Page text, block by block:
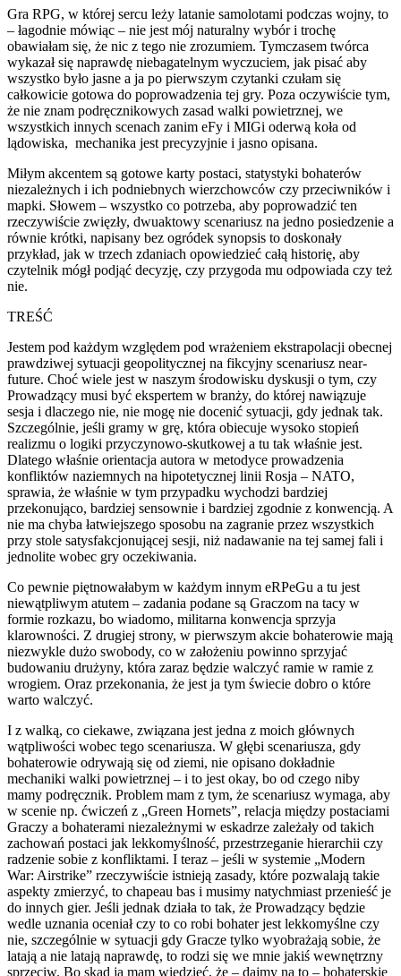
Gra RPG, w której sercu leży latanie samolotami podczas wojny, to
– łagodnie mówiąc – nie jest mój naturalny wybór i trochę
obawiałam się, że nic z tego nie zrozumiem. Tymczasem twórca
wykazał się naprawdę niebagatelnym wyczuciem, jak pisać aby
wszystko było jasne a ja po pierwszym czytanki czułam się
całkowicie gotowa do poprowadzenia tej gry. Poza oczywiście tym,
że nie znam podręcznikowych zasad walki powietrznej, we
wszystkich innych scenach zanim eFy i MIGi oderwą koła od
lądowiska, mechanika jest precyzyjnie i jasno opisana.
Miłym akcentem są gotowe karty postaci, statystyki bohaterów
niezależnych i ich podniebnych wierzchowców czy przeciwników i
mapki. Słowem – wszystko co potrzeba, aby poprowadzić ten
rzeczywiście zwięzły, dwuaktowy scenariusz na jedno posiedzenie a
równie krótki, napisany bez ogródek synopsis to doskonały
przykład, jak w trzech zdaniach opowiedzieć całą historię, aby
czytelnik mógł podjąć decyzję, czy przygoda mu odpowiada czy też
nie.
TREŚĆ
Jestem pod każdym względem pod wrażeniem ekstrapolacji obecnej
prawdziwej sytuacji geopolitycznej na fikcyjny scenariusz near-
future. Choć wiele jest w naszym środowisku dyskusji o tym, czy
Prowadzący musi być ekspertem w branży, do której nawiązuje
sesja i dlaczego nie, nie mogę nie docenić sytuacji, gdy jednak tak.
Szczególnie, jeśli gramy w grę, która obiecuje wysoko stopień
realizmu o logiki przyczynowo-skutkowej a tu tak właśnie jest.
Dlatego właśnie orientacja autora w metodyce prowadzenia
konfliktów naziemnych na hipotetycznej linii Rosja – NATO,
sprawia, że właśnie w tym przypadku wychodzi bardziej
przekonująco, bardziej sensownie i bardziej zgodnie z konwencją. A
nie ma chyba łatwiejszego sposobu na zagranie przez wszystkich
przy stole satysfakcjonującej sesji, niż nadawanie na tej samej fali i
jednolite wobec gry oczekiwania.
Co pewnie piętnowałabym w każdym innym eRPeGu a tu jest
niewątpliwym atutem – zadania podane są Graczom na tacy w
formie rozkazu, bo wiadomo, militarna konwencja sprzyja
klarowności. Z drugiej strony, w pierwszym akcie bohaterowie mają
niezwykle dużo swobody, co w założeniu powinno sprzyjać
budowaniu drużyny, która zaraz będzie walczyć ramie w ramie z
wrogiem. Oraz przekonania, że jest ja tym świecie dobro o które
warto walczyć.
I z walką, co ciekawe, związana jest jedna z moich głównych
wątpliwości wobec tego scenariusza. W głębi scenariusza, gdy
bohaterowie odrywają się od ziemi, nie opisano dokładnie
mechaniki walki powietrznej – i to jest okay, bo od czego niby
mamy podręcznik. Problem mam z tym, że scenariusz wymaga, aby
w scenie np. ćwiczeń z „Green Hornets”, relacja między postaciami
Graczy a bohaterami niezależnymi w eskadrze zależały od takich
zachowań postaci jak lekkomyślność, przestrzeganie hierarchii czy
radzenie sobie z konfliktami. I teraz – jeśli w systemie „Modern
War: Airstrike” rzeczywiście istnieją zasady, które pozwalają takie
aspekty zmierzyć, to chapeau bas i musimy natychmiast przenieść je
do innych gier. Jeśli jednak działa to tak, że Prowadzący będzie
wedle uznania oceniał czy to co robi bohater jest lekkomyślne czy
nie, szczególnie w sytuacji gdy Gracze tylko wyobrażają sobie, że
latają a nie latają naprawdę, to rodzi się we mnie jakiś wewnętrzny
sprzeciw. Bo skąd ja mam wiedzieć, że – dajmy na to – bohaterskie